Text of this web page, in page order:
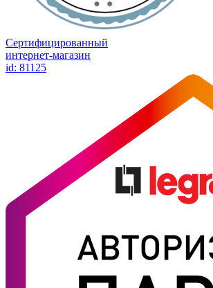
Сертифицированный
интернет-магазин
id: 81125